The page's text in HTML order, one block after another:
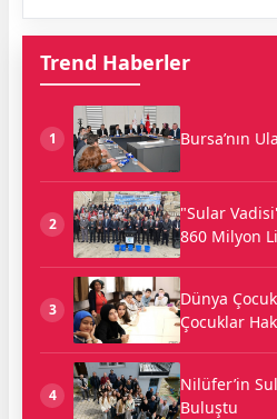
Trend Haberler
1 Bursa’nın
2
"Sular
860 Milyon
3
Dünya
Çocuklar
4
Nilüfer’in
Buluştu